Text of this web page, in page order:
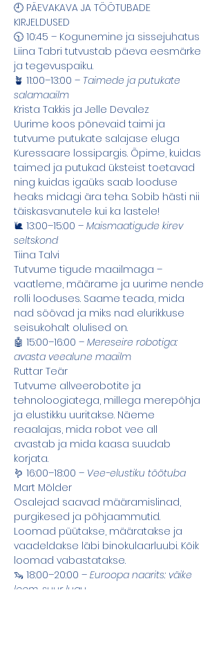
🕘 PÄEVAKAVA JA TÖÖTUBADE
KIRJELDUSED
🕥 10:45 – Kogunemine ja sissejuhatus
Liina Tabri tutvustab päeva eesmärke
ja tegevuspaiku.
🪴 11:00–13:00 – Taimede ja putukate
salamaailm
Krista Takkis ja Jelle Devalez
Uurime koos põnevaid taimi ja
tutvume putukate salajase eluga
Kuressaare lossipargis. Õpime, kuidas
taimed ja putukad üksteist toetavad
ning kuidas igaüks saab looduse
heaks midagi ära teha. Sobib hästi nii
täiskasvanutele kui ka lastele!
🐌 13:00–15:00 – Maismaatigude kirev
seltskond
Tiina Talvi
Tutvume tigude maailmaga –
vaatleme, määrame ja uurime nende
rolli looduses. Saame teada, mida
nad söövad ja miks nad elurikkuse
seisukohalt olulised on.
🤖 15:00–16:00 – Mereseire robotiga:
avasta veealune maailm
Ruttar Teär
Tutvume allveerobotite ja
tehnoloogiatega, millega merepõhja
ja elustikku uuritakse. Näeme
reaalajas, mida robot vee all
avastab ja mida kaasa suudab
korjata.
🪱 16:00–18:00 – Vee-elustiku töötuba
Mart Mölder
Osalejad saavad määramislinad,
purgikesed ja põhjaammutid.
Loomad püütakse, määratakse ja
vaadeldakse läbi binokulaarluubi. Kõik
loomad vabastatakse.
🦦 18:00–20:00 – Euroopa naarits: väike
loom, suur lugu